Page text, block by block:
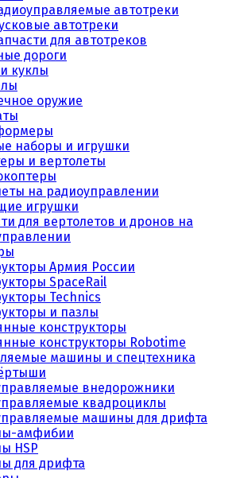
автотреки
автотреки
для автотреков
дороги
куклы
оружие
наборы и игрушки
и вертолеты
на радиоуправлении
игрушки
для вертолетов и дронов на
Армия России
SpaceRail
Technics
и пазлы
конструкторы
конструкторы Robotime
машины и спецтехника
внедорожники
квадроциклы
машины для дрифта
амфибии
HSP
для дрифта